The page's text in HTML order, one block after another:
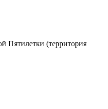
Пятилетки (территория